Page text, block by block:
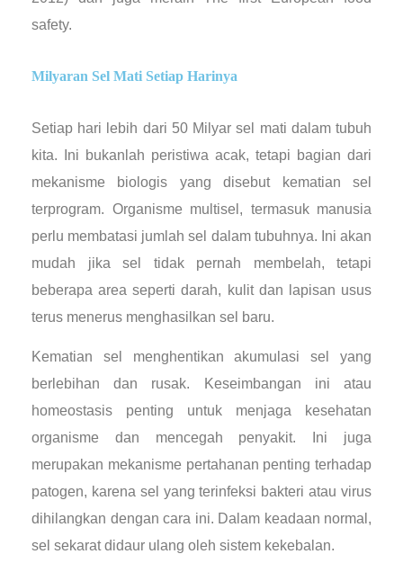
safety.
Milyaran Sel Mati Setiap Harinya
Setiap hari lebih dari 50 Milyar sel mati dalam tubuh
kita. Ini bukanlah peristiwa acak, tetapi bagian dari
mekanisme biologis yang disebut kematian sel
terprogram. Organisme multisel, termasuk manusia
perlu membatasi jumlah sel dalam tubuhnya. Ini akan
mudah jika sel tidak pernah membelah, tetapi
beberapa area seperti darah, kulit dan lapisan usus
terus menerus menghasilkan sel baru.
Kematian sel menghentikan akumulasi sel yang
berlebihan dan rusak. Keseimbangan ini atau
homeostasis penting untuk menjaga kesehatan
organisme dan mencegah penyakit. Ini juga
merupakan mekanisme pertahanan penting terhadap
patogen, karena sel yang terinfeksi bakteri atau virus
dihilangkan dengan cara ini. Dalam keadaan normal,
sel sekarat didaur ulang oleh sistem kekebalan.